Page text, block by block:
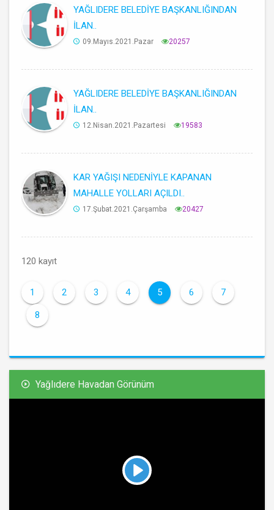
YAĞLIDERE BELEDİYE BAŞKANLIĞINDAN
İLAN..
09.Mayıs.2021.Pazar 20257
YAĞLIDERE BELEDİYE BAŞKANLIĞINDAN
İLAN..
12.Nisan.2021.Pazartesi 19583
KAR YAĞIŞI NEDENİYLE KAPANAN
MAHALLE YOLLARI AÇILDI..
17.Şubat.2021.Çarşamba 20427
120 kayıt
1 2 3 4 5 6 7
8
Yağlıdere Havadan Görünüm
Play